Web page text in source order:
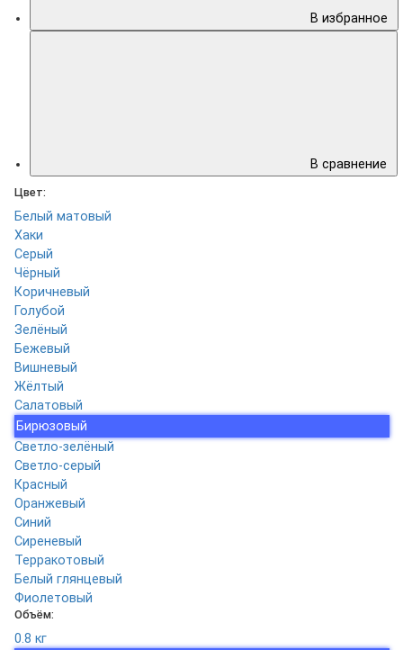
В избранное
В сравнение
Цвет:
Белый матовый
Хаки
Серый
Чёрный
Коричневый
Голубой
Зелёный
Бежевый
Вишневый
Жёлтый
Салатовый
Бирюзовый
Светло-зелёный
Светло-серый
Красный
Оранжевый
Синий
Сиреневый
Терракотовый
Белый глянцевый
Фиолетовый
Объём:
0.8 кг